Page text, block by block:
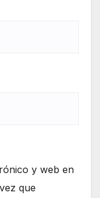
y web en
que